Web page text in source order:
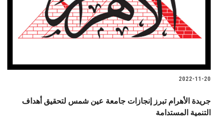
هيئة التدريس
2022-11-20
جريدة الأهرام تبرز إنجازات جامعة عين شمس لتحقيق أهداف
التنمية المستدامة